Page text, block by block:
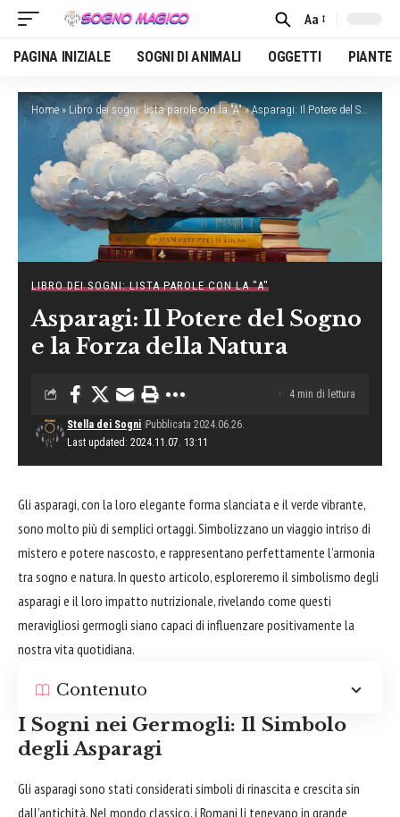
Font
Resizer
Aa
PAGINA INIZIALE SOGNI DI ANIMALI OGGETTI PIANTE
Home» Libro dei sogni: lista parole con la "A"»Asparagi: Il Potere del Sogno e la Forza della Natura
LIBRO DEI SOGNI: LISTA PAROLE CON LA "A"
Asparagi: Il Potere del Sogno
e la Forza della Natura
Last updated: 2024.11.07. 13:11
Stella dei Sogni Pubblicata 2024.06.26.
4 min di lettura
Gli asparagi, con la loro elegante forma slanciata e il verde vibrante,
sono molto più di semplici ortaggi. Simbolizzano un viaggio intriso di
mistero e potere nascosto, e rappresentano perfettamente l’armonia
tra sogno e natura. In questo articolo, esploreremo il simbolismo degli
asparagi e il loro impatto nutrizionale, rivelando come questi
meravigliosi germogli siano capaci di influenzare positivamente la
nostra vita quotidiana.
Contenuto
I Sogni nei Germogli: Il Simbolo
degli Asparagi
Gli asparagi sono stati considerati simboli di rinascita e crescita sin
dall’antichità. Nel mondo classico, i Romani li tenevano in grande